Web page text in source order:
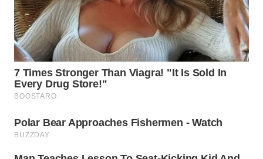
PAKPAK
WN
KARAWANG
WN
BEKASI
WN
BOGOR